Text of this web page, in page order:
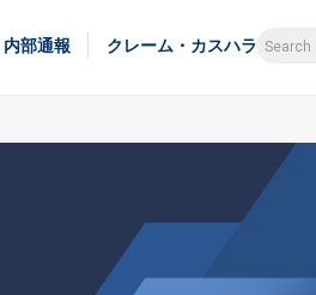
内部通報 クレーム・カスハラ